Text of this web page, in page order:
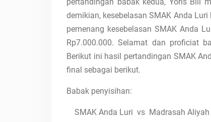
demikian, kesebelasan SMAK Anda
pemenang kesebelasan SMAK Anda
Rp7.000.000. Selamat dan proficiat
Berikut ini hasil pertandingan SMAK
final sebagai berikut.
Babak penyisihan:
SMAK Anda Luri vs Madrasah Aliyah